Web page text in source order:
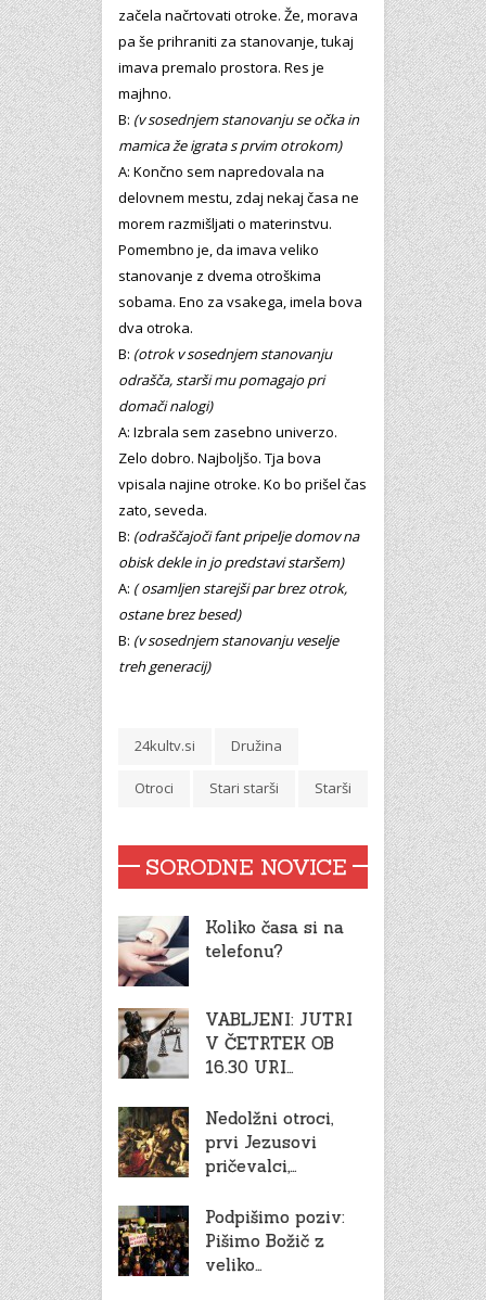
začela načrtovati otroke. Že, morava
pa še prihraniti za stanovanje, tukaj
imava premalo prostora. Res je
majhno.
B: (v sosednjem stanovanju se očka in
mamica že igrata s prvim otrokom)
A: Končno sem napredovala na
delovnem mestu, zdaj nekaj časa ne
morem razmišljati o materinstvu.
Pomembno je, da imava veliko
stanovanje z dvema otroškima
sobama. Eno za vsakega, imela bova
dva otroka.
B: (otrok v sosednjem stanovanju
odrašča, starši mu pomagajo pri
domači nalogi)
A: Izbrala sem zasebno univerzo.
Zelo dobro. Najboljšo. Tja bova
vpisala najine otroke. Ko bo prišel čas
zato, seveda.
B: (odraščajoči fant pripelje domov na
obisk dekle in jo predstavi staršem)
A: ( osamljen starejši par brez otrok,
ostane brez besed)
B: (v sosednjem stanovanju veselje
treh generacij)
24kultv.si Družina
Otroci Stari starši Starši
SORODNE NOVICE
Koliko časa si na
telefonu?
VABLJENI: JUTRI
V ČETRTEK OB
16.30 URI…
Nedolžni otroci,
prvi Jezusovi
pričevalci,…
Podpišimo poziv:
Pišimo Božič z
veliko…